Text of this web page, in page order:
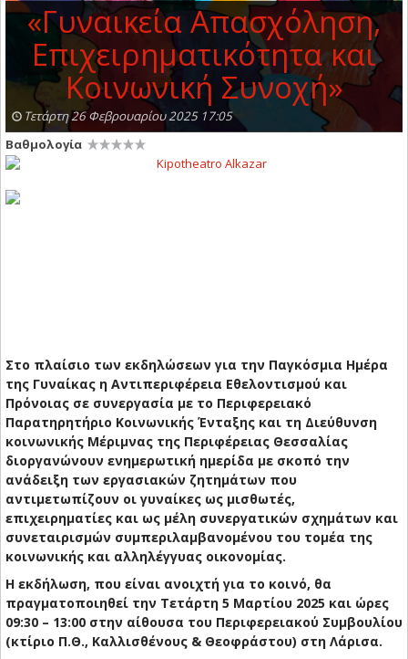
«Γυναικεία Απασχόληση,
Επιχειρηματικότητα και
Κοινωνική Συνοχή»
Τετάρτη 26 Φεβρουαρίου 2025 17:05
Βαθμολογία
Στο πλαίσιο των εκδηλώσεων για την Παγκόσμια Ημέρα
της Γυναίκας η Αντιπεριφέρεια Εθελοντισμού και
Πρόνοιας σε συνεργασία με το Περιφερειακό
Παρατηρητήριο Κοινωνικής Ένταξης και τη Διεύθυνση
κοινωνικής Μέριμνας της Περιφέρειας Θεσσαλίας
διοργανώνουν ενημερωτική ημερίδα με σκοπό την
ανάδειξη των εργασιακών ζητημάτων που
αντιμετωπίζουν οι γυναίκες ως μισθωτές,
επιχειρηματίες και ως μέλη συνεργατικών σχημάτων και
συνεταιρισμών συμπεριλαμβανομένου του τομέα της
κοινωνικής και αλληλέγγυας οικονομίας.
Η εκδήλωση, που είναι ανοιχτή για το κοινό, θα
πραγματοποιηθεί την Τετάρτη 5 Μαρτίου 2025 και ώρες
09:30 – 13:00 στην αίθουσα του Περιφερειακού Συμβουλίου
(κτίριο Π.Θ., Καλλισθένους & Θεοφράστου) στη Λάρισα.